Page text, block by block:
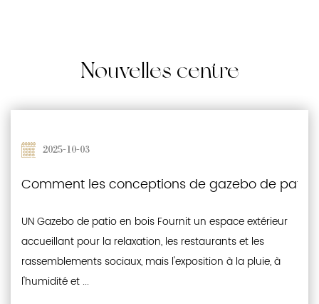
Nouvelles centre
de l'environnement
patio en bois incorporent l'étanchéité et les
à
Effets de l'exposition prolongée au
UN Gazebo de patio en bois est une structure
populaire qui améliore les jardins, les patios et
espaces récréatifs. Bien que son esthétique